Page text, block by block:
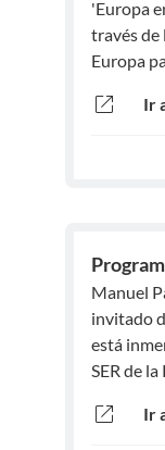
'Europa
través de
Europa
open_in_new Ir
Manuel
invitado
está
SER de
open_in_new Ir